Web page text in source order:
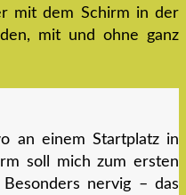
mit dem Schirm in der
mit und ohne ganz
an einem Startplatz in
soll mich zum ersten
nervig – das